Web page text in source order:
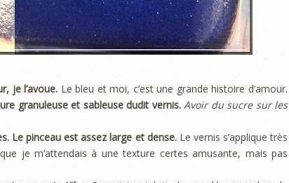
je l’avoue. Le bleu et moi, c’est une grande histoire d’amour.
granuleuse et sableuse dudit vernis. Avoir du sucre sur les
Le pinceau est assez large et dense.Le vernis s’applique très
je m’attendais à une texture certes amusante, mais pas